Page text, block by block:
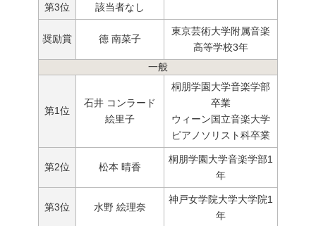
第3位 該当者なし
奨励賞 德 南菜子
東京芸術大学附属音楽
高等学校3年
一般
第1位
石井 コンラード
絵里子
桐朋学園大学音楽学部
卒業
ウィーン国立音楽大学
ピアノソリスト科卒業
第2位 松本 晴香
桐朋学園大学音楽学部1
年
第3位 水野 絵理奈
神戸女学院大学大学院1
年